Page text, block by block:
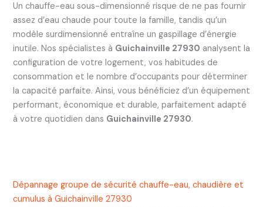
Un chauffe-eau sous-dimensionné risque de ne pas fournir
assez d’eau chaude pour toute la famille, tandis qu’un
modèle surdimensionné entraîne un gaspillage d’énergie
inutile. Nos spécialistes à Guichainville 27930 analysent la
configuration de votre logement, vos habitudes de
consommation et le nombre d’occupants pour déterminer
la capacité parfaite. Ainsi, vous bénéficiez d’un équipement
performant, économique et durable, parfaitement adapté
à votre quotidien dans Guichainville 27930.
Dépannage groupe de sécurité chauffe-eau, chaudière et
cumulus à Guichainville 27930